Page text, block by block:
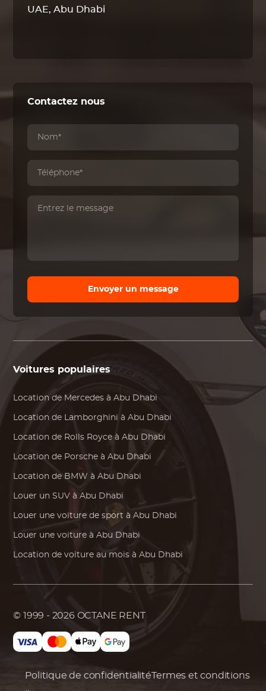
UAE, Abu Dhabi
Contactez nous
Envoyer un message
Voitures populaires
Location de Mercedes à Abu Dhabi
Location de Lamborghini à Abu Dhabi
Location de Rolls Royce à Abu Dhabi
Location de Porsche à Abu Dhabi
Location de BMW à Abu Dhabi
Louer un SUV à Abu Dhabi
Louer une voiture de sport à Abu Dhabi
Louer une voiture à Abu Dhabi
Location de voiture au mois à Abu Dhabi
© 1999 - 2026 OCTANE RENT
Politique de confidentialitéTermes et conditions